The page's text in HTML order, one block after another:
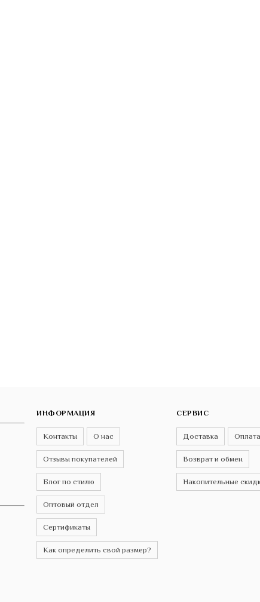
ИНФОРМАЦИЯ
Контакты О нас
Отзывы покупателей
Блог по стилю
Оптовый отдел
Сертификаты
Как определить свой размер?
СЕРВИС
Доставка Оплата
Возврат и обмен
Накопительные